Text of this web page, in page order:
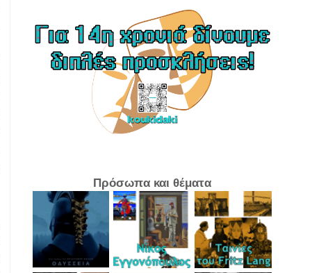
Πρόσωπα και θέματα